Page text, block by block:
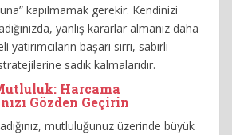
kapılmamak gerekir. Kendinizi
yanlış kararlar almanız daha
başarı sırrı, sabırlı
sadık kalmalarıdır.
Harcama
Gözden Geçirin
mutluluğunuz üzerinde büyük